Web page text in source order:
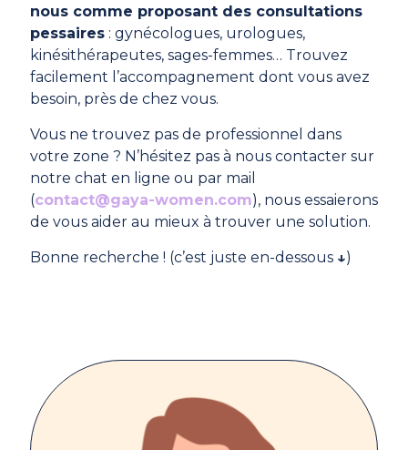
nous comme proposant des consultations
pessaires : gynécologues, urologues,
kinésithérapeutes, sages-femmes… Trouvez
facilement l’accompagnement dont vous avez
besoin, près de chez vous.
Vous ne trouvez pas de professionnel dans
votre zone ? N’hésitez pas à nous contacter sur
notre chat en ligne ou par mail
(contact@gaya-women.com), nous essaierons
de vous aider au mieux à trouver une solution.
Bonne recherche ! (c’est juste en-dessous ↓)